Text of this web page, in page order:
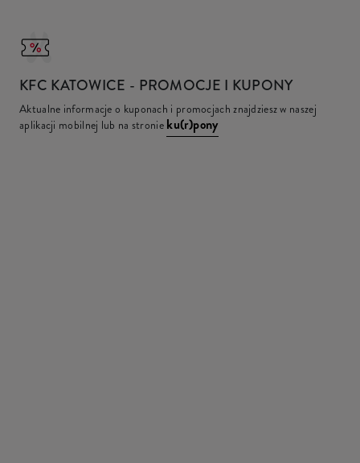
KFC KATOWICE - PROMOCJE I KUPONY
Aktualne informacje o kuponach i promocjach znajdziesz w naszej
aplikacji mobilnej lub na stronie ku(r)pony